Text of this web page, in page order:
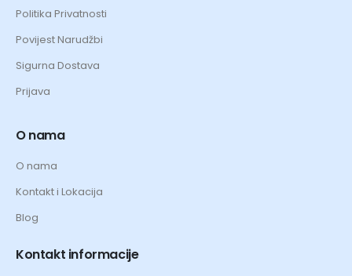
Politika Privatnosti
Povijest Narudžbi
Sigurna Dostava
Prijava
O nama
O nama
Kontakt i Lokacija
Blog
Kontakt informacije